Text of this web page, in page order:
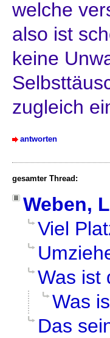
welche
also ist
keine
zugleich
antworten
gesamter Thread:
Weben,
Viel
Was ist
Was
Das